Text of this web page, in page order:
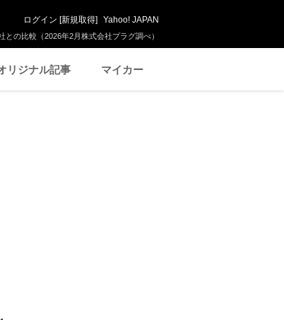
の比較（2026年2月株式会社プラグ調べ）
ログイン [新規取得] Yahoo! JAPAN
リジナル記事 マイカー